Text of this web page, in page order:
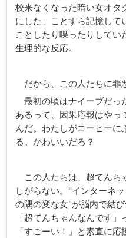
校来なくなった暗い女オタ
にした」ことすら記憶して
ことしたり喋ったりして
生理的な反応。
だから、この人たちに罪
最初の頃はナイーブだっ
あるって、因果応報はやっ
んだ。わたしがコーヒー
る。かわいいだろ？
この人たちは、超てんち
しがらない。"インターネ
の隅の変な女"が脳内で結
「超てんちゃんなんです」
「すごーい！」と素直に